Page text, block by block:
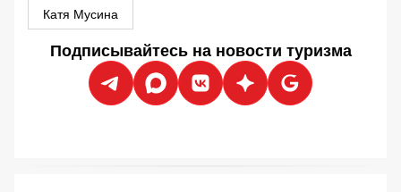
Катя Мусина
Подписывайтесь на новости туризма